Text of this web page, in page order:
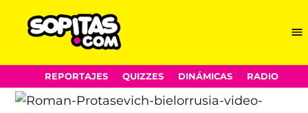
Skip
to
content
REPORTAJES QUIZZES DINÁMICAS RADIO